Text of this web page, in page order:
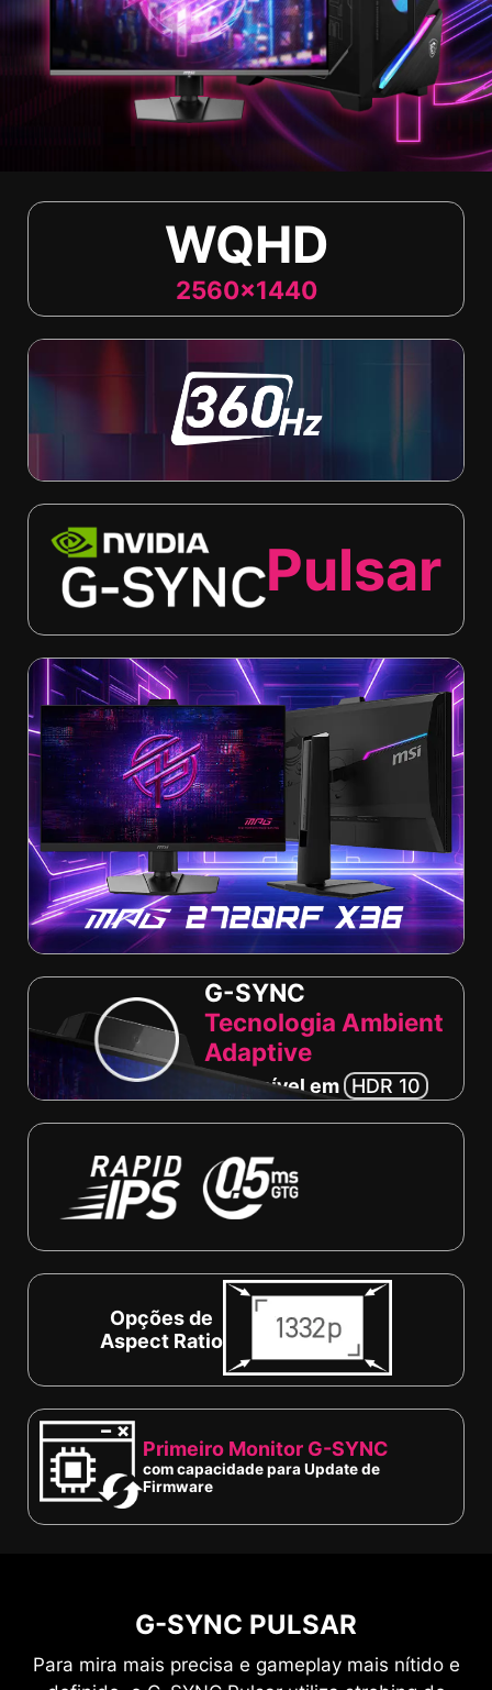
WQHD
2560x1440
Pulsar
G-SYNC
Tecnologia Ambient
Adaptive
Disponível em HDR 10
Opções de
Aspect Ratio
Primeiro Monitor G-SYNC
com capacidade para Update de
Firmware
G-SYNC PULSAR
Para mira mais precisa e gameplay mais nítido e